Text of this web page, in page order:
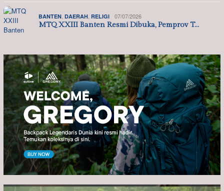
BANTEN DAERAH RELIGI 07/07/2026
MTQ XXIII Banten Resmi Dibuka, Pemprov T…